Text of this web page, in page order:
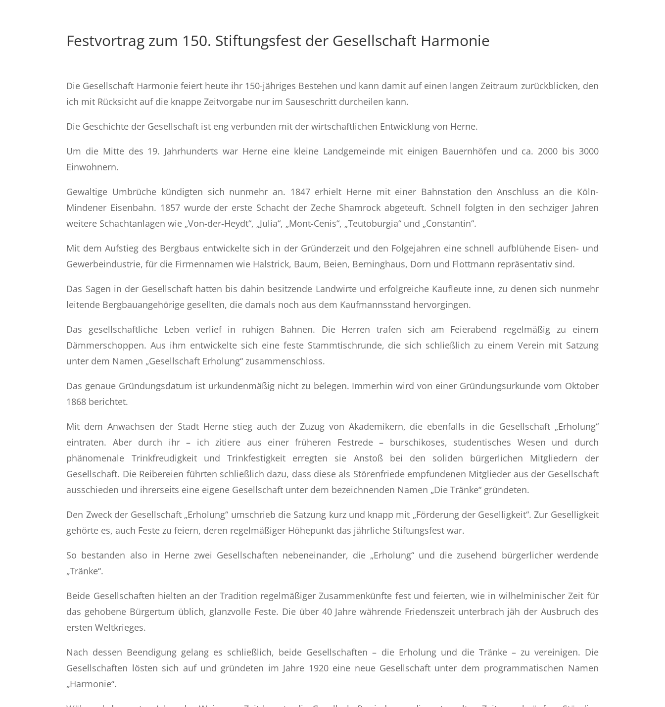
Festvortrag zum 150. Stiftungsfest der Gesellschaft Harmonie
Die Gesellschaft Harmonie feiert heute ihr 150-jähriges Bestehen und kann damit auf einen langen Zeitraum zurückblicken, den
ich mit Rücksicht auf die knappe Zeitvorgabe nur im Sauseschritt durcheilen kann.
Die Geschichte der Gesellschaft ist eng verbunden mit der wirtschaftlichen Entwicklung von Herne.
Um die Mitte des 19. Jahrhunderts war Herne eine kleine Landgemeinde mit einigen Bauernhöfen und ca. 2000 bis 3000
Einwohnern.
Gewaltige Umbrüche kündigten sich nunmehr an. 1847 erhielt Herne mit einer Bahnstation den Anschluss an die Köln-
Mindener Eisenbahn. 1857 wurde der erste Schacht der Zeche Shamrock abgeteuft. Schnell folgten in den sechziger Jahren
weitere Schachtanlagen wie „Von-der-Heydt“, „Julia“, „Mont-Cenis“, „Teutoburgia“ und „Constantin“.
Mit dem Aufstieg des Bergbaus entwickelte sich in der Gründerzeit und den Folgejahren eine schnell aufblühende Eisen- und
Gewerbeindustrie, für die Firmennamen wie Halstrick, Baum, Beien, Berninghaus, Dorn und Flottmann repräsentativ sind.
Das Sagen in der Gesellschaft hatten bis dahin besitzende Landwirte und erfolgreiche Kaufleute inne, zu denen sich nunmehr
leitende Bergbauangehörige gesellten, die damals noch aus dem Kaufmannsstand hervorgingen.
Das gesellschaftliche Leben verlief in ruhigen Bahnen. Die Herren trafen sich am Feierabend regelmäßig zu einem
Dämmerschoppen. Aus ihm entwickelte sich eine feste Stammtischrunde, die sich schließlich zu einem Verein mit Satzung
unter dem Namen „Gesellschaft Erholung“ zusammenschloss.
Das genaue Gründungsdatum ist urkundenmäßig nicht zu belegen. Immerhin wird von einer Gründungsurkunde vom Oktober
1868 berichtet.
Mit dem Anwachsen der Stadt Herne stieg auch der Zuzug von Akademikern, die ebenfalls in die Gesellschaft „Erholung“
eintraten. Aber durch ihr – ich zitiere aus einer früheren Festrede – burschikoses, studentisches Wesen und durch
phänomenale Trinkfreudigkeit und Trinkfestigkeit erregten sie Anstoß bei den soliden bürgerlichen Mitgliedern der
Gesellschaft. Die Reibereien führten schließlich dazu, dass diese als Störenfriede empfundenen Mitglieder aus der Gesellschaft
ausschieden und ihrerseits eine eigene Gesellschaft unter dem bezeichnenden Namen „Die Tränke“ gründeten.
Den Zweck der Gesellschaft „Erholung“ umschrieb die Satzung kurz und knapp mit „Förderung der Geselligkeit“. Zur Geselligkeit
gehörte es, auch Feste zu feiern, deren regelmäßiger Höhepunkt das jährliche Stiftungsfest war.
So bestanden also in Herne zwei Gesellschaften nebeneinander, die „Erholung“ und die zusehend bürgerlicher werdende
„Tränke“.
Beide Gesellschaften hielten an der Tradition regelmäßiger Zusammenkünfte fest und feierten, wie in wilhelminischer Zeit für
das gehobene Bürgertum üblich, glanzvolle Feste. Die über 40 Jahre währende Friedenszeit unterbrach jäh der Ausbruch des
ersten Weltkrieges.
Nach dessen Beendigung gelang es schließlich, beide Gesellschaften – die Erholung und die Tränke – zu vereinigen. Die
Gesellschaften lösten sich auf und gründeten im Jahre 1920 eine neue Gesellschaft unter dem programmatischen Namen
„Harmonie“.